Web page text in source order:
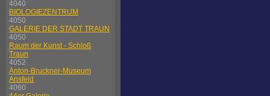
4040
BIOLOGIEZENTRUM
4050
GALERIE DER STADT TRAUN
4050
Raum der Kunst - Schloß
Traun
4052
Anton-Bruckner-Museum
Ansfeld
4060